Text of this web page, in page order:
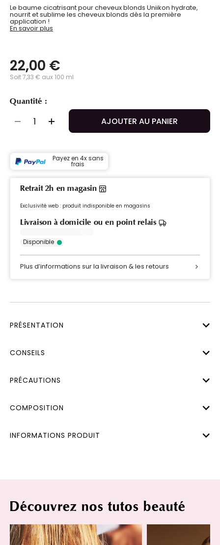
Le baume cicatrisant pour cheveux blonds Uniikon hydrate,
nourrit et sublime les cheveux blonds dès la première
application !
En savoir plus
22,00 €
Soit 7,33 € aux 100 ml
Quantité :
AJOUTER AU PANIER
Payez en 4x sans
frais
Retrait 2h en magasin
Exclusivité web : produit indisponible en magasins
Livraison à domicile ou en point relais
Disponible
Plus d’informations sur la livraison & les retours
PRÉSENTATION
CONSEILS
PRÉCAUTIONS
COMPOSITION
INFORMATIONS PRODUIT
Découvrez nos tutos beauté